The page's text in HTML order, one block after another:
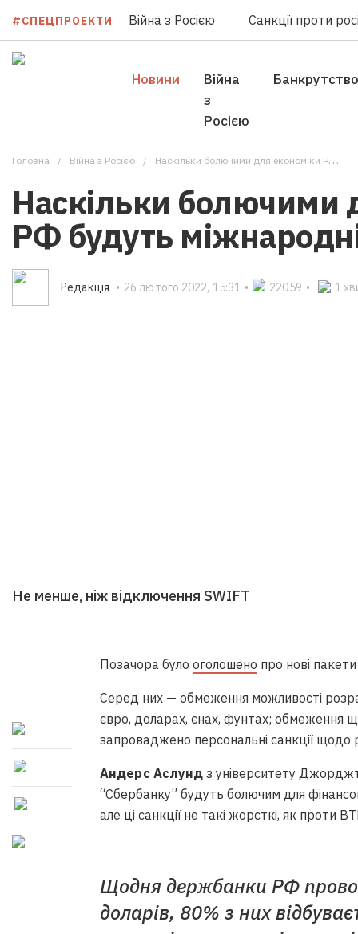
#СПЕЦПРОЕКТИ Війна з Росією Санкції проти
Новини
Війна
з
Росією
Банкрутство
Головна Війна з Росією Наскільки болючими для економіки РФ будуть міжнародні санкції?
Наскільки болючими
РФ будуть міжнародні
Редакцiя • 26 лютого 2022, 15:31 • 22059 • 1
Не менше, ніж відключення SWIFT
Позачора було оголошено про нові
Серед них — обмеження можливості
євро, доларах, єнах, фунтах; обмеження
запроваджено персональні санкції щодо
Андерс Аслунд з університету
“Сбербанку” будуть болючим для
але ці санкції не такі жорсткі, як проти
Щодня держбанки РФ
доларів, 80% з них